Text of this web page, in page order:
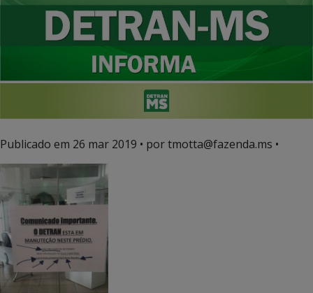
Publicado em 26 mar 2019 • por tmotta@fazenda.ms •